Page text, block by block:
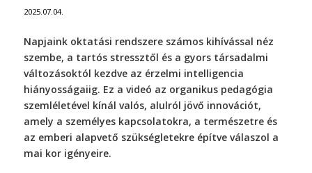
2025.07.04.
Napjaink oktatási rendszere számos kihívással néz
szembe, a tartós stressztől és a gyors társadalmi
változásoktól kezdve az érzelmi intelligencia
hiányosságaiig. Ez a videó az organikus pedagógia
szemléletével kínál valós, alulról jövő innovációt,
amely a személyes kapcsolatokra, a természetre és
az emberi alapvető szükségletekre építve válaszol a
mai kor igényeire.